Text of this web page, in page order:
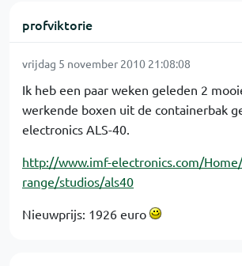
profviktorie
vrijdag 5 november 2010 21:08:08
Ik heb een paar weken geleden 2
werkende boxen uit de containerbak
electronics ALS-40.
http://www.imf-electronics.com/
range/studios/als40
Nieuwprijs: 1926 euro